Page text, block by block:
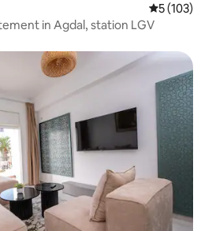
5 (103)
in Agdal, station LGV